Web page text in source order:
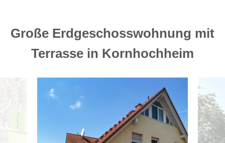
Große Erdgeschosswohnung mit
Terrasse in Kornhochheim